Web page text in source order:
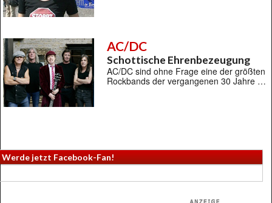
AC/DC
Schottische Ehrenbezeugung
AC/DC sind ohne Frage eine der größten
Rockbands der vergangenen 30 Jahre …
Werde jetzt Facebook-Fan!